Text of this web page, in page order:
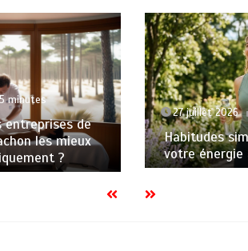
minutes
entreprises de
les mieux
?
27 juillet 2026
Habitudes
votre énergie